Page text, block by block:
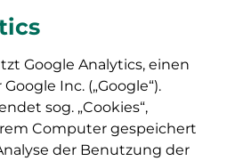
Google Analytics, einen
Inc. („Google“).
sog. „Cookies“,
Computer gespeichert
der Benutzung der